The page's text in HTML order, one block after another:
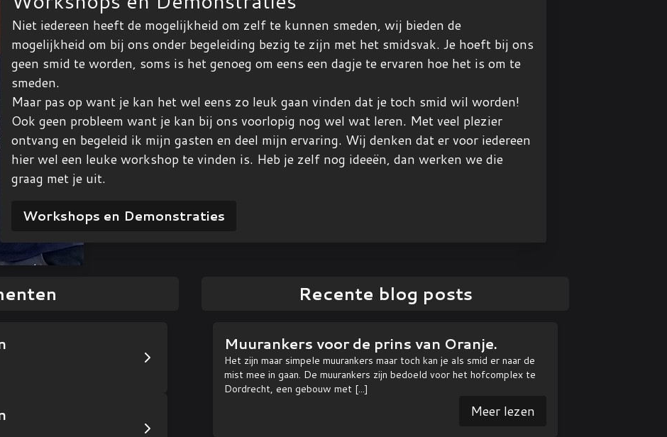
Niet iedereen heeft de mogelijkheid om zelf te kunnen smeden, wij bieden de
mogelijkheid om bij ons onder begeleiding bezig te zijn met het smidsvak. Je hoeft bij ons
geen smid te worden, soms is het genoeg om eens een dagje te ervaren hoe het is om te
smeden.
Maar pas op want je kan het wel eens zo leuk gaan vinden dat je toch smid wil worden!
Ook geen probleem want je kan bij ons voorlopig nog wel wat leren. Met veel plezier
ontvang en begeleid ik mijn gasten en deel mijn ervaring. Wij denken dat er voor iedereen
hier wel een leuke workshop te vinden is. Heb je zelf nog ideeën, dan werken we die
graag met je uit.
Workshops en Demonstraties
Recente blog posts
Muurankers voor de prins van Oranje.
Het zijn maar simpele muurankers maar toch kan je als smid er naar de
mist mee in gaan. De muurankers zijn bedoeld voor het hofcomplex te
Dordrecht, een gebouw met [...]
Meer lezen